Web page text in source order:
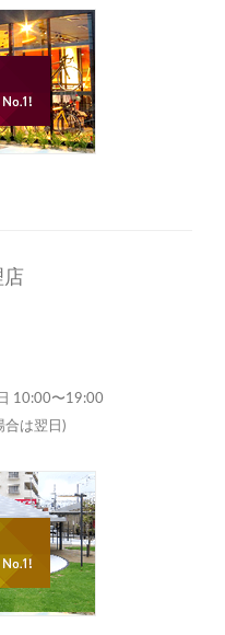
10:00〜19:00
合は翌日)